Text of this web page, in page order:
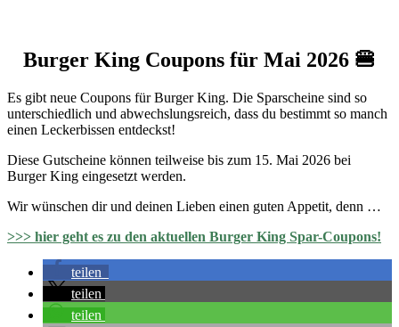
Burger King Coupons für Mai 2026 🍔
Es gibt neue Coupons für Burger King. Die Sparscheine sind so
unterschiedlich und abwechslungsreich, dass du bestimmt so manch
einen Leckerbissen entdeckst!
Diese Gutscheine können teilweise bis zum 15. Mai 2026 bei
Burger King eingesetzt werden.
Wir wünschen dir und deinen Lieben einen guten Appetit, denn …
>>> hier geht es zu den aktuellen Burger King Spar-Coupons!
teilen
teilen
teilen